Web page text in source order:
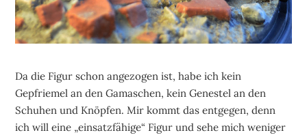
Da die Figur schon angezogen ist, habe ich kein
Gepfriemel an den Gamaschen, kein Genestel an den
Schuhen und Knöpfen. Mir kommt das entgegen, denn
ich will eine „einsatzfähige“ Figur und sehe mich weniger